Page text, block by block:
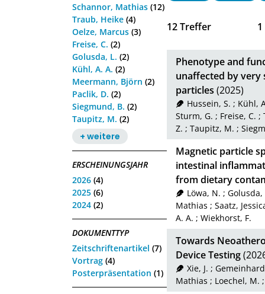
Schannor, Mathias (12)
Traub, Heike (4)
Oelze, Marcus (3)
Freise, C. (2)
Golusda, L. (2)
Kühl, A. A. (2)
Meermann, Björn (2)
Paclik, D. (2)
Siegmund, B. (2)
Taupitz, M. (2)
+ weitere
ERSCHEINUNGSJAHR
2026 (4)
2025 (6)
2024 (2)
DOKUMENTTYP
Zeitschriftenartikel (7)
Vortrag (4)
Posterpräsentation (1)
12Treffer 1
Phenotype and
unaffected by very
particles (2025)
Hussein, S. ; Kühl,
Sturm, G. ; Freise, C. ;
Z. ; Taupitz, M. ;
Magnetic particle
intestinal
from dietary
Löwa, N. ; Golusda,
Mathias ; Saatz,
A. A. ; Wiekhorst, F.
Towards
Device Testing
Xie, J. ;
Mathias ; Loechel, M.